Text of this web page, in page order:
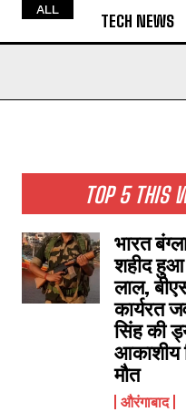
BIHAR
NATIONAL NEWS
CRIME NEWS
SPORTS NEWS
TECH NEWS
TOURISM NEWS
ALL
TECH NEWS
TOP 5 THIS
भारत
शहीद हुआ
लाल,
कार्यरत
सिंह की
आकाशीय
मौत
औरंगाबाद